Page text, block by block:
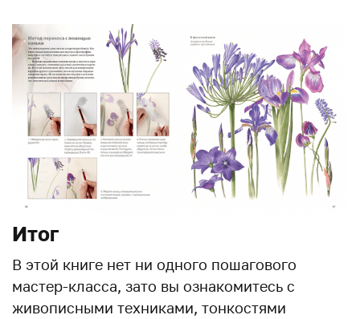
Итог
В этой книге нет ни одного пошагового
мастер-класса, зато вы ознакомитесь с
живописными техниками, тонкостями